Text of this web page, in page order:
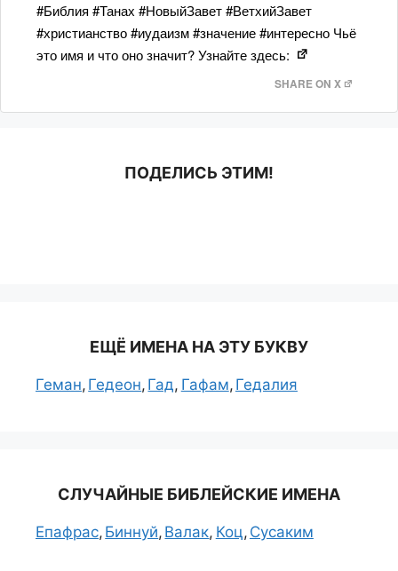
#Библия #Танах #НовыйЗавет #ВетхийЗавет
#христианство #иудаизм #значение #интересно Чьё
это имя и что оно значит? Узнайте здесь:
SHARE ON X
ПОДЕЛИСЬ ЭТИМ!
ЕЩЁ ИМЕНА НА ЭТУ БУКВУ
Геман Гедеон Гад Гафам Гедалия
СЛУЧАЙНЫЕ БИБЛЕЙСКИЕ ИМЕНА
Епафрас Биннуй Валак Коц Сусаким